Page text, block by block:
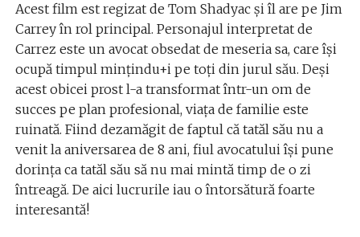
Acest film est regizat de Tom Shadyac şi îl are pe Jim
Carrey în rol principal. Personajul interpretat de
Carrez este un avocat obsedat de meseria sa, care îşi
ocupă timpul minţindu+i pe toţi din jurul său. Deşi
acest obicei prost l-a transformat într-un om de
succes pe plan profesional, viaţa de familie este
ruinată. Fiind dezamăgit de faptul că tatăl său nu a
venit la aniversarea de 8 ani, fiul avocatului îşi pune
dorinţa ca tatăl său să nu mai mintă timp de o zi
întreagă. De aici lucrurile iau o întorsătură foarte
interesantă!